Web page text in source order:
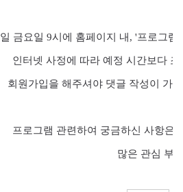
일 금요일9시에 홈페이지 내 , '프로그램
인터넷 사정에 따라 예정 시간보다
회원가입을 해주셔야 댓글 작성이 가
프로그램 관련하여 궁금하신 사항은
많은 관심 부